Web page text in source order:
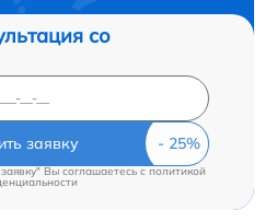
со
заявку
Вы соглашаетесь cполитикой